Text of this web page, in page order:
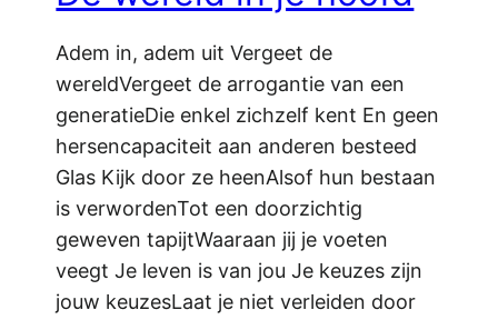
Adem in, adem uit Vergeet de
wereldVergeet de arrogantie van een
generatieDie enkel zichzelf kent En geen
hersencapaciteit aan anderen besteed
Glas Kijk door ze heenAlsof hun bestaan
is verwordenTot een doorzichtig
geweven tapijtWaaraan jij je voeten
veegt Je leven is van jou Je keuzes zijn
jouw keuzesLaat je niet verleiden door